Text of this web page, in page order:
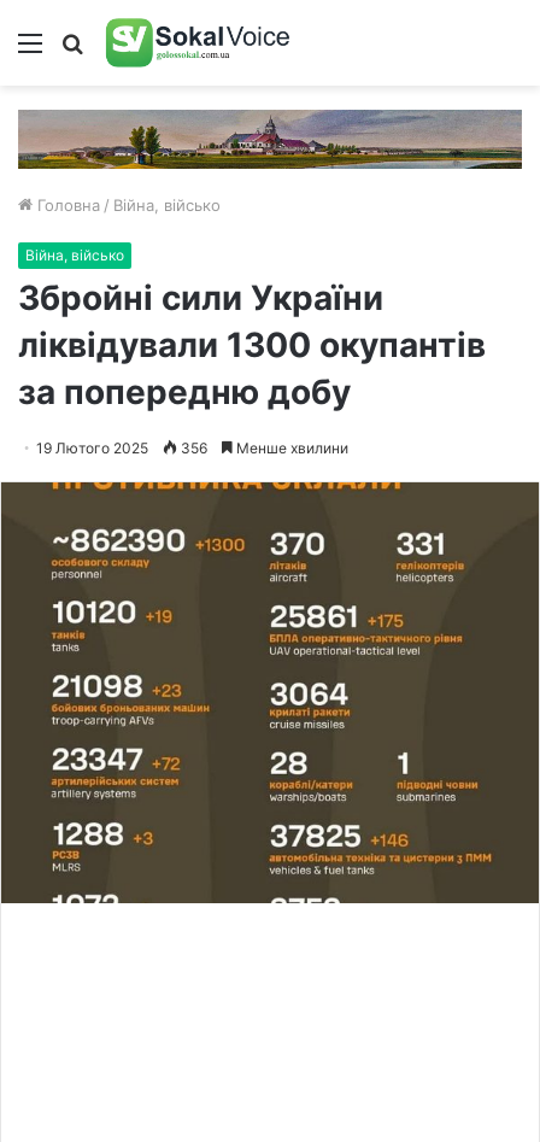
Меню Пошук
Головна / Війна, військо
Війна, військо
Збройні сили України
ліквідували 1300 окупантів
за попередню добу
19 Лютого 2025 356 Менше хвилини